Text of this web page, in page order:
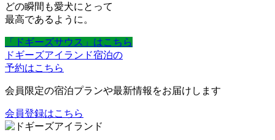
どの瞬間も愛犬にとって
最高であるように。
「ドギーズサウス」はこちら
ドギーズアイランド宿泊の
予約はこちら
会員限定の宿泊プランや最新情報をお届けします
会員登録はこちら